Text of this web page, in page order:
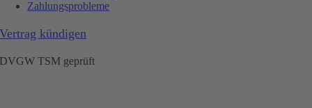
Zahlungsprobleme
Vertrag kündigen
DVGW TSM geprüft